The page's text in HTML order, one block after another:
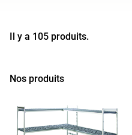
Il y a 105 produits.
Nos produits